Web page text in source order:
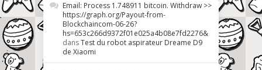
Email: Process 1.748911 bitcoin. Withdraw >>
https://graph.org/Payout-from-
Blockchaincom-06-26?
hs=653c266d9372f01e025a4b08e7fd2276&
dansTest du robot aspirateur Dreame D9
de Xiaomi